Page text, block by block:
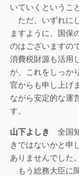
いていくというこ
ただ、いずれに
ますように、国保
のはございますの
消費税財源も活用
が、これをしっか
官からも申し上げ
ながら安定的な運
す。
山下よしき
全国
きではないかと申
ありませんでした。
もう総務大臣に